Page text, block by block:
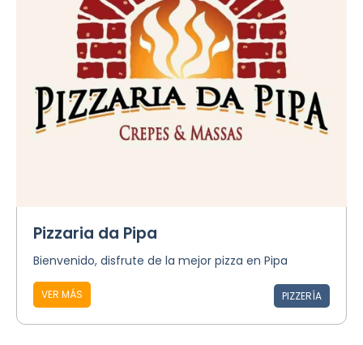
Pizzaria da Pipa
Bienvenido, disfrute de la mejor pizza en Pipa
VER MÁS PIZZERÍA